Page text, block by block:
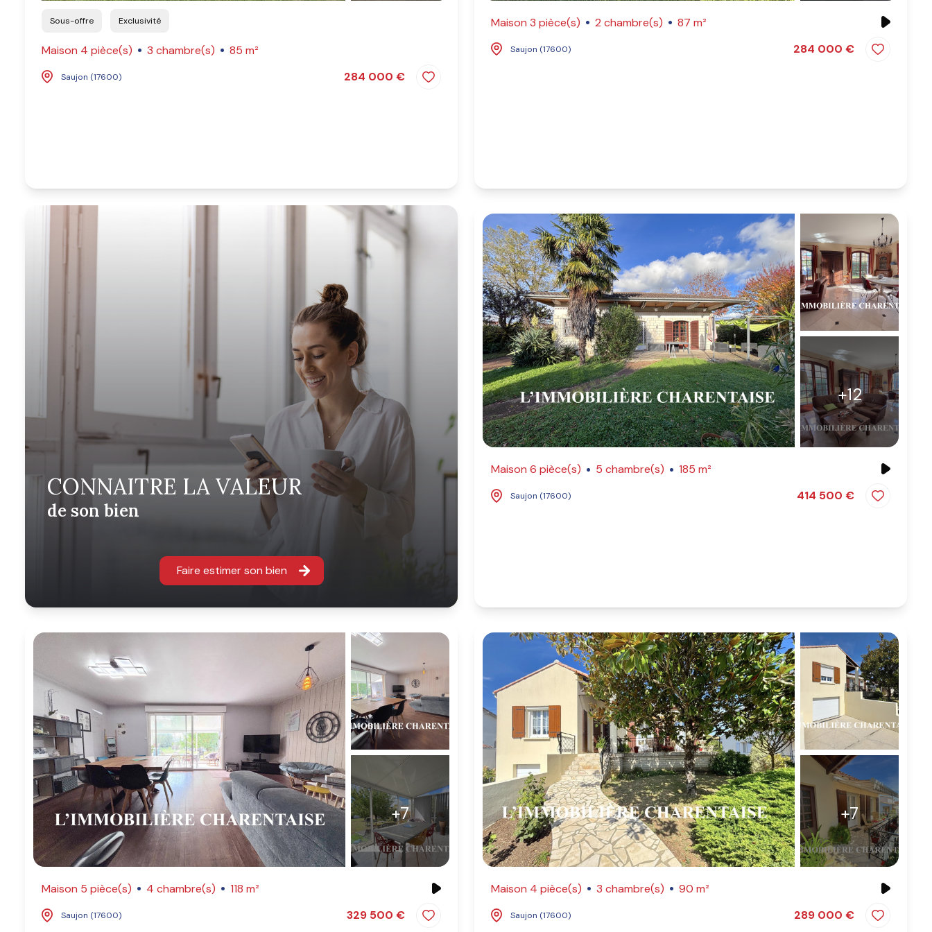
Sous-offre Exclusivité
Maison 4 pièce(s) 3 chambre(s) 85 m²
Saujon (17600) 284 000 €
Maison 3 pièce(s) 2 chambre(s) 87 m²
Saujon (17600) 284 000 €
CONNAITRE LA VALEUR
de son bien
Faire estimer son bien
+12
Maison 6 pièce(s) 5 chambre(s) 185 m²
Saujon (17600) 414 500 €
+7
Maison 5 pièce(s) 4 chambre(s) 118 m²
Saujon (17600) 329 500 €
+7
Maison 4 pièce(s) 3 chambre(s) 90 m²
Saujon (17600) 289 000 €